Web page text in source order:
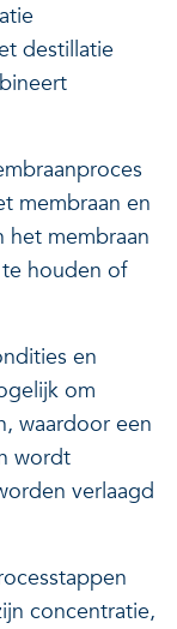
destillatie
membraan en
membraan
houden of
en
om
waardoor een
wordt
verlaagd
concentratie,